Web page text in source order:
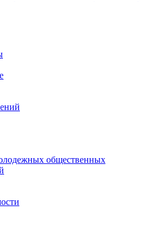
общественных